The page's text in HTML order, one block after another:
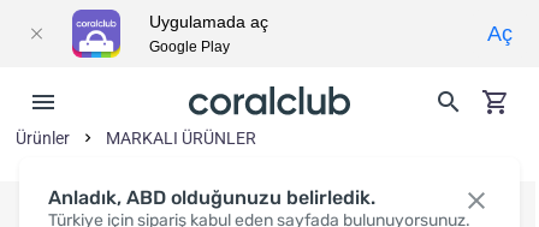
Anladık, ABD olduğunuzu belirledik.
Türkiye için sipariş kabul eden sayfada bulunuyorsunuz.
Ürünler MARKALI ÜRÜNLER
Uygulamada aç
Google Play
Aç